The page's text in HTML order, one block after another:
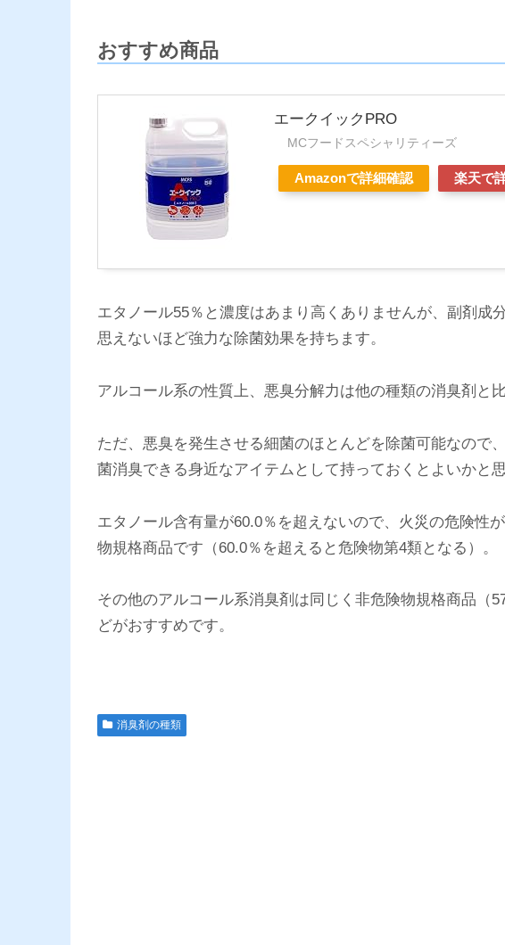
おすすめ商品
エークイックPRO
MCフードスペシャリティーズ
Amazonで詳細確認 楽天で
エタノール55％と濃度はあまり高くありませんが、副剤成
思えないほど強力な除菌効果を持ちます。
アルコール系の性質上、悪臭分解力は他の種類の消臭剤と
ただ、悪臭を発生させる細菌のほとんどを除菌可能なので
菌消臭できる身近なアイテムとして持っておくとよいかと思
エタノール含有量が60.0％を超えないので、火災の危険性
物規格商品です（60.0％を超えると危険物第4類となる）。
その他のアルコール系消臭剤は同じく非危険物規格商品（
どがおすすめです。
消臭剤の種類